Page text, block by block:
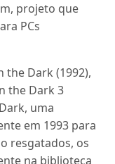
projeto que
PCs
the Dark (1992),
the Dark 3
uma
em 1993 para
resgatados, os
na biblioteca